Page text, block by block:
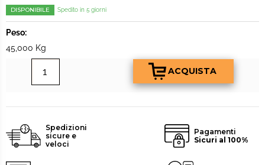
DISPONIBILE Spedito in 5 giorni
Peso:
45,000 Kg
Spedizioni
sicure e
veloci
Pagamenti
Sicuri al 100%